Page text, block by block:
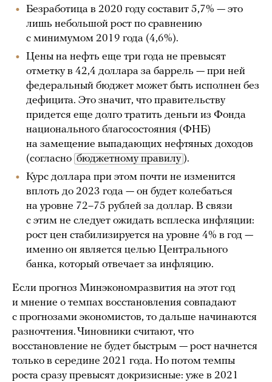
Безработица в 2020 году составит 5,7% — это
лишь небольшой рост по сравнению
с минимумом 2019 года (4,6%).
Цены на нефть еще три года не превысят
отметку в 42,4 доллара за баррель — при ней
федеральный бюджет может быть исполнен без
дефицита. Это значит, что правительству
придется еще долго тратить деньги из Фонда
национального благосостояния (ФНБ)
на замещение выпадающих нефтяных доходов
(согласно бюджетному правилу ).
Курс доллара при этом почти не изменится
вплоть до 2023 года — он будет колебаться
на уровне 72–75 рублей за доллар. В связи
с этим не следует ожидать всплеска инфляции:
рост цен стабилизируется на уровне 4% в год —
именно он является целью Центрального
банка, который отвечает за инфляцию.
Если прогноз Минэкономразвития на этот год
и мнение о темпах восстановления совпадают
с прогнозами экономистов, то дальше начинаются
разночтения. Чиновники считают, что
восстановление не будет быстрым — рост начнется
только в середине 2021 года. Но потом темпы
роста сразу превысят докризисные: уже в 2021